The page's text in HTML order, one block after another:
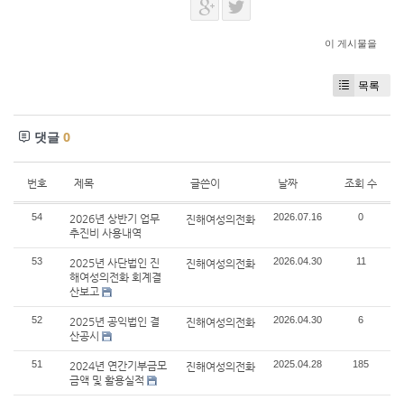
이 게시물을
목록
댓글 0
번호 제목 글쓴이 날짜 조회 수
54
2026년 상반기 업무
추진비 사용내역
진해여성의전화 2026.07.16 0
53
2025년 사단법인 진
해여성의전화 회계결
산보고
진해여성의전화 2026.04.30 11
52
2025년 공익법인 결
산공시
진해여성의전화 2026.04.30 6
51
2024년 연간기부금모
금액 및 활용실적
진해여성의전화 2025.04.28 185